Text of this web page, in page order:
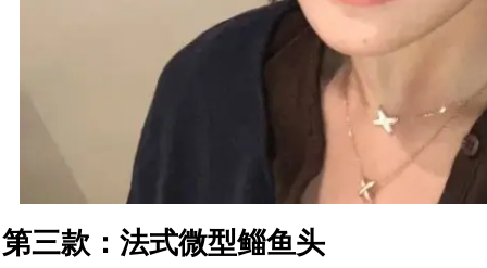
第三款：法式微型鲻鱼头